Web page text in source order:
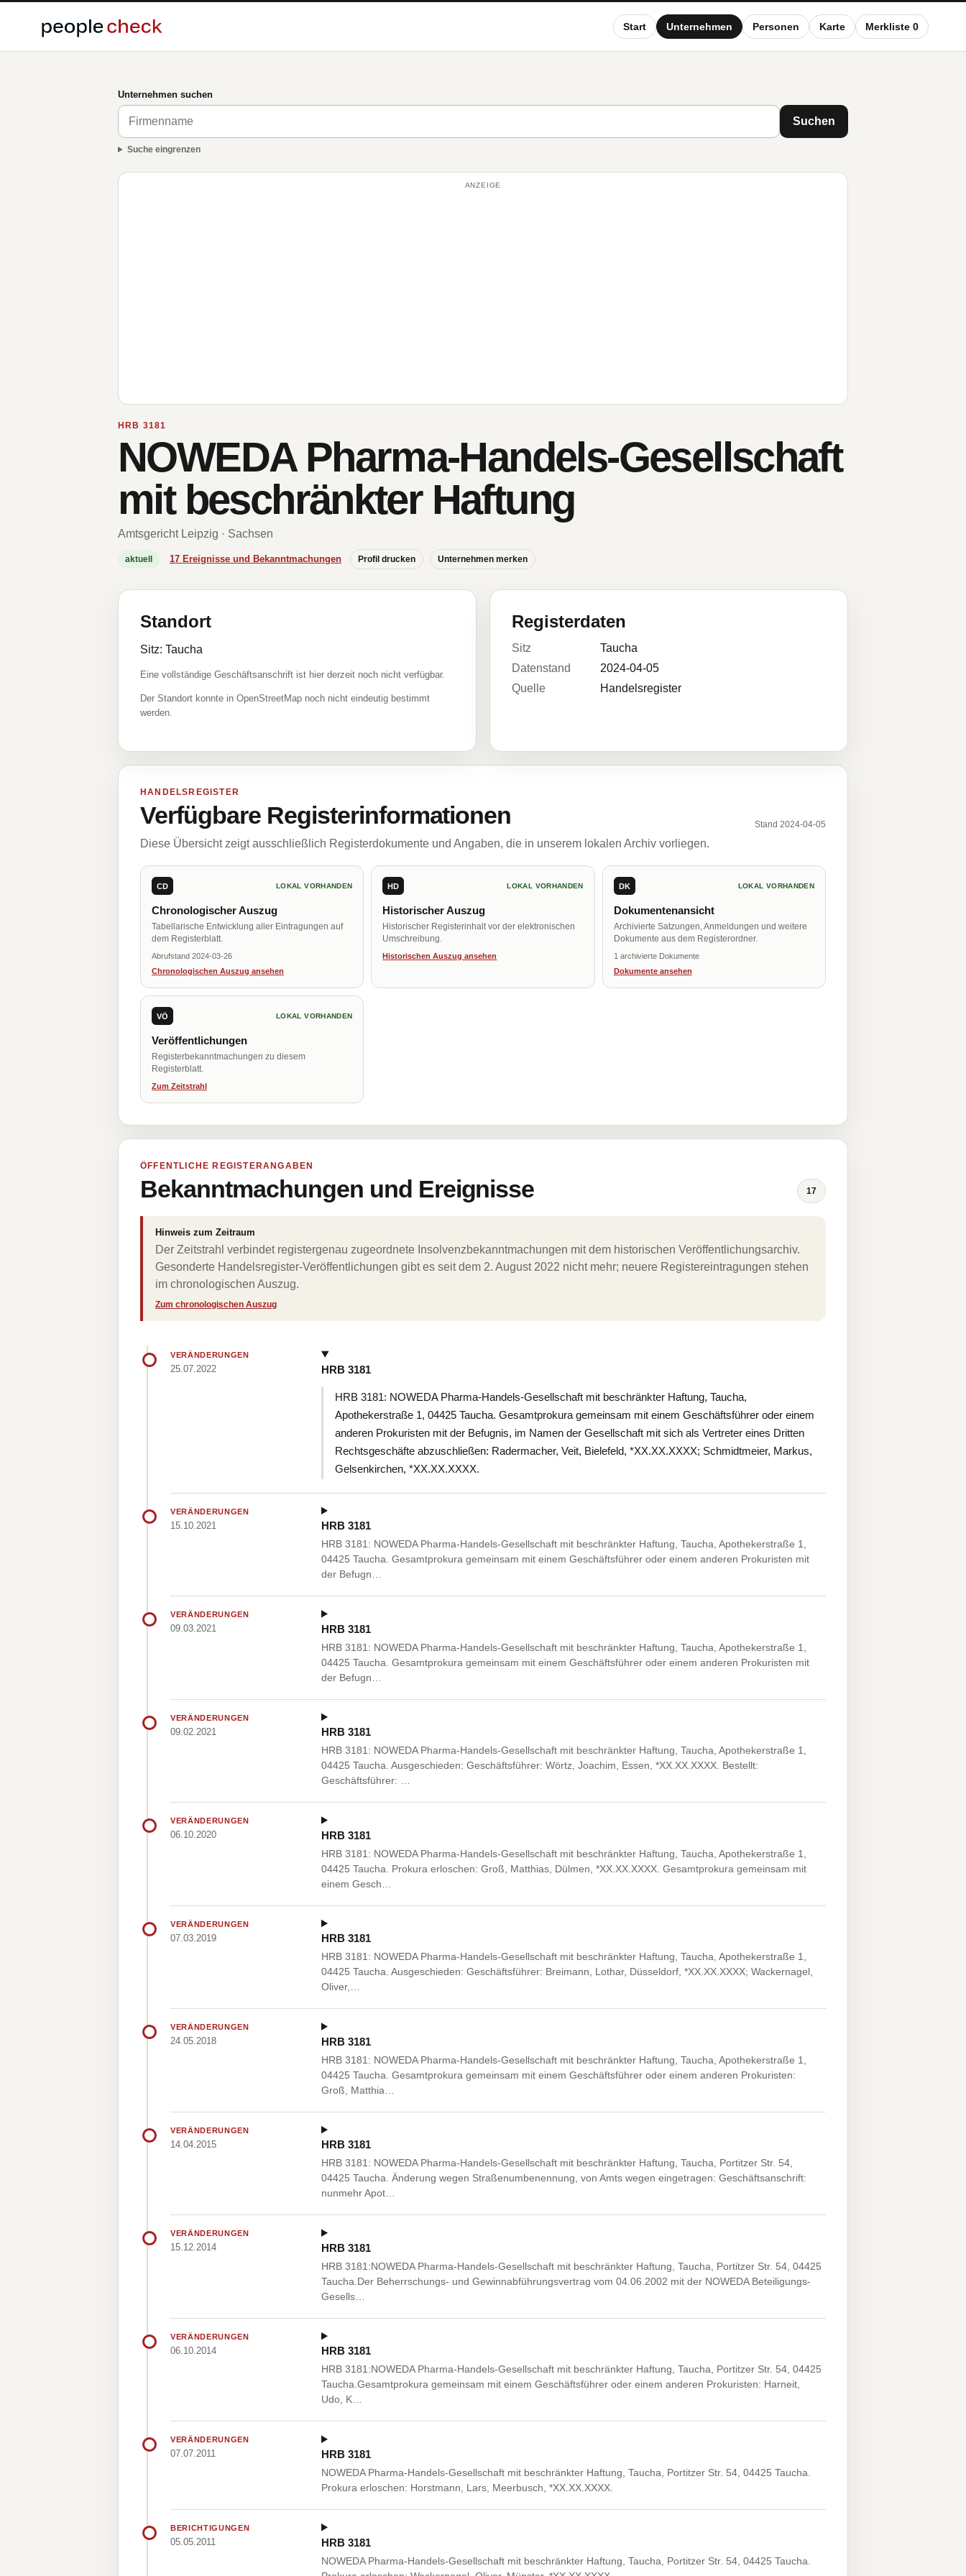
Start Unternehmen Personen Karte Merkliste 0
Unternehmen suchen
Suchen
Suche eingrenzen
ANZEIGE
HRB 3181
NOWEDA Pharma-Handels-Gesellschaft
mit beschränkter Haftung
Amtsgericht Leipzig · Sachsen
aktuell 17 Ereignisse und Bekanntmachungen Profil drucken Unternehmen merken
Standort
Sitz: Taucha
Eine vollständige Geschäftsanschrift ist hier derzeit noch nicht verfügbar.
Der Standort konnte in OpenStreetMap noch nicht eindeutig bestimmt
werden.
Registerdaten
Sitz
Taucha
Datenstand
2024-04-05
Quelle
Handelsregister
HANDELSREGISTER
Verfügbare Registerinformationen Stand 2024-04-05
Diese Übersicht zeigt ausschließlich Registerdokumente und Angaben, die in unserem lokalen Archiv vorliegen.
CD LOKAL VORHANDEN
Chronologischer Auszug
Tabellarische Entwicklung aller Eintragungen auf
dem Registerblatt.
Abrufstand 2024-03-26
Chronologischen Auszug ansehen
HD LOKAL VORHANDEN
Historischer Auszug
Historischer Registerinhalt vor der elektronischen
Umschreibung.
Historischen Auszug ansehen
DK LOKAL VORHANDEN
Dokumentenansicht
Archivierte Satzungen, Anmeldungen und weitere
Dokumente aus dem Registerordner.
1 archivierte Dokumente
Dokumente ansehen
VÖ LOKAL VORHANDEN
Veröffentlichungen
Registerbekanntmachungen zu diesem
Registerblatt.
Zum Zeitstrahl
ÖFFENTLICHE REGISTERANGABEN
Bekanntmachungen und Ereignisse 17
Hinweis zum Zeitraum
Der Zeitstrahl verbindet registergenau zugeordnete Insolvenzbekanntmachungen mit dem historischen Veröffentlichungsarchiv.
Gesonderte Handelsregister-Veröffentlichungen gibt es seit dem 2. August 2022 nicht mehr; neuere Registereintragungen stehen
im chronologischen Auszug.
Zum chronologischen Auszug
VERÄNDERUNGEN
25.07.2022 HRB 3181
HRB 3181: NOWEDA Pharma-Handels-Gesellschaft mit beschränkter Haftung, Taucha,
Apothekerstraße 1, 04425 Taucha. Gesamtprokura gemeinsam mit einem Geschäftsführer oder einem
anderen Prokuristen mit der Befugnis, im Namen der Gesellschaft mit sich als Vertreter eines Dritten
Rechtsgeschäfte abzuschließen: Radermacher, Veit, Bielefeld, *XX.XX.XXXX; Schmidtmeier, Markus,
Gelsenkirchen, *XX.XX.XXXX.
VERÄNDERUNGEN
15.10.2021 HRB 3181
HRB 3181: NOWEDA Pharma-Handels-Gesellschaft mit beschränkter Haftung, Taucha, Apothekerstraße 1,
04425 Taucha. Gesamtprokura gemeinsam mit einem Geschäftsführer oder einem anderen Prokuristen mit
der Befugn…
VERÄNDERUNGEN
09.03.2021 HRB 3181
HRB 3181: NOWEDA Pharma-Handels-Gesellschaft mit beschränkter Haftung, Taucha, Apothekerstraße 1,
04425 Taucha. Gesamtprokura gemeinsam mit einem Geschäftsführer oder einem anderen Prokuristen mit
der Befugn…
VERÄNDERUNGEN
09.02.2021 HRB 3181
HRB 3181: NOWEDA Pharma-Handels-Gesellschaft mit beschränkter Haftung, Taucha, Apothekerstraße 1,
04425 Taucha. Ausgeschieden: Geschäftsführer: Wörtz, Joachim, Essen, *XX.XX.XXXX. Bestellt:
Geschäftsführer: …
VERÄNDERUNGEN
06.10.2020 HRB 3181
HRB 3181: NOWEDA Pharma-Handels-Gesellschaft mit beschränkter Haftung, Taucha, Apothekerstraße 1,
04425 Taucha. Prokura erloschen: Groß, Matthias, Dülmen, *XX.XX.XXXX. Gesamtprokura gemeinsam mit
einem Gesch…
VERÄNDERUNGEN
07.03.2019 HRB 3181
HRB 3181: NOWEDA Pharma-Handels-Gesellschaft mit beschränkter Haftung, Taucha, Apothekerstraße 1,
04425 Taucha. Ausgeschieden: Geschäftsführer: Breimann, Lothar, Düsseldorf, *XX.XX.XXXX; Wackernagel,
Oliver,…
VERÄNDERUNGEN
24.05.2018 HRB 3181
HRB 3181: NOWEDA Pharma-Handels-Gesellschaft mit beschränkter Haftung, Taucha, Apothekerstraße 1,
04425 Taucha. Gesamtprokura gemeinsam mit einem Geschäftsführer oder einem anderen Prokuristen:
Groß, Matthia…
VERÄNDERUNGEN
14.04.2015 HRB 3181
HRB 3181: NOWEDA Pharma-Handels-Gesellschaft mit beschränkter Haftung, Taucha, Portitzer Str. 54,
04425 Taucha. Änderung wegen Straßenumbenennung, von Amts wegen eingetragen: Geschäftsanschrift:
nunmehr Apot…
VERÄNDERUNGEN
15.12.2014 HRB 3181
HRB 3181:NOWEDA Pharma-Handels-Gesellschaft mit beschränkter Haftung, Taucha, Portitzer Str. 54, 04425
Taucha.Der Beherrschungs- und Gewinnabführungsvertrag vom 04.06.2002 mit der NOWEDA Beteiligungs-
Gesells…
VERÄNDERUNGEN
06.10.2014 HRB 3181
HRB 3181:NOWEDA Pharma-Handels-Gesellschaft mit beschränkter Haftung, Taucha, Portitzer Str. 54, 04425
Taucha.Gesamtprokura gemeinsam mit einem Geschäftsführer oder einem anderen Prokuristen: Harneit,
Udo, K…
VERÄNDERUNGEN
07.07.2011 HRB 3181
NOWEDA Pharma-Handels-Gesellschaft mit beschränkter Haftung, Taucha, Portitzer Str. 54, 04425 Taucha.
Prokura erloschen: Horstmann, Lars, Meerbusch, *XX.XX.XXXX.
BERICHTIGUNGEN
05.05.2011 HRB 3181
NOWEDA Pharma-Handels-Gesellschaft mit beschränkter Haftung, Taucha, Portitzer Str. 54, 04425 Taucha.